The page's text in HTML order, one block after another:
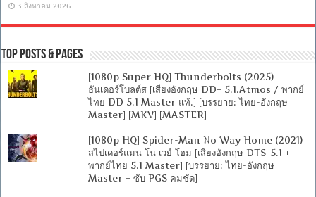
3 สิงหาคม 2026
Top Posts & Pages
[1080p Super HQ] Thunderbolts (2025)
ธันเดอร์โบลต์ส [เสียงอังกฤษ DD+ 5.1.Atmos / พากย์
ไทย DD 5.1 Master แท้.] [บรรยาย: ไทย-อังกฤษ
Master] [MKV] [MASTER]
[1080p HQ] Spider-Man No Way Home (2021)
สไปเดอร์แมน โน เวย์ โฮม [เสียงอังกฤษ DTS-5.1 +
พากย์ไทย 5.1 Master] [บรรยาย: ไทย-อังกฤษ
Master + ซับ PGS คมชัด]